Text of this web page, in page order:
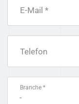
E-Mail *
Telefon
Branche *
-